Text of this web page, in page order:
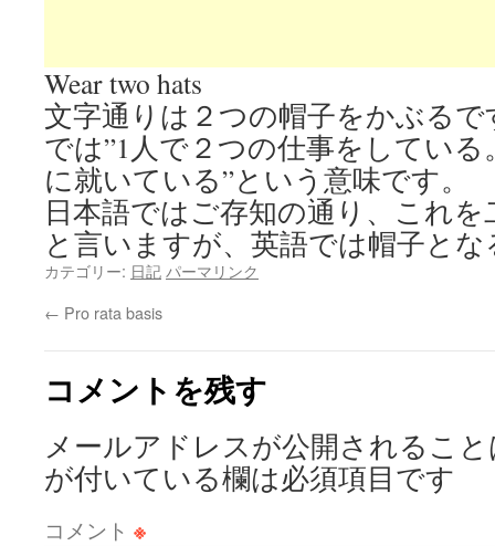
Wear two hats
文字通りは２つの帽子をかぶる
では”1人で２つの仕事をしてい
に就いている”という意味です。
日本語ではご存知の通り、これ
と言いますが、英語では帽子と
カテゴリー: 日記 パーマリンク
← Pro rata basis
コメントを残す
メールアドレスが公開されるこ
が付いている欄は必須項目です
コメント ※